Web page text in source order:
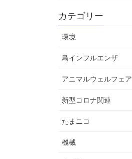
カテゴリー
環境
鳥インフルエンザ
アニマルウェルフェア
新型コロナ関連
たまニコ
機械